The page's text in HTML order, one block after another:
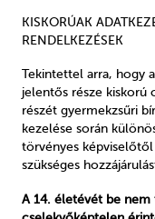
KISKORÚAK
RENDELKEZÉSEK
Tekintettel arra, hogy
jelentős része kiskorú
részét gyermekzsűri
kezelése során
törvényes képviselőtől
szükséges
A 14. életévét be